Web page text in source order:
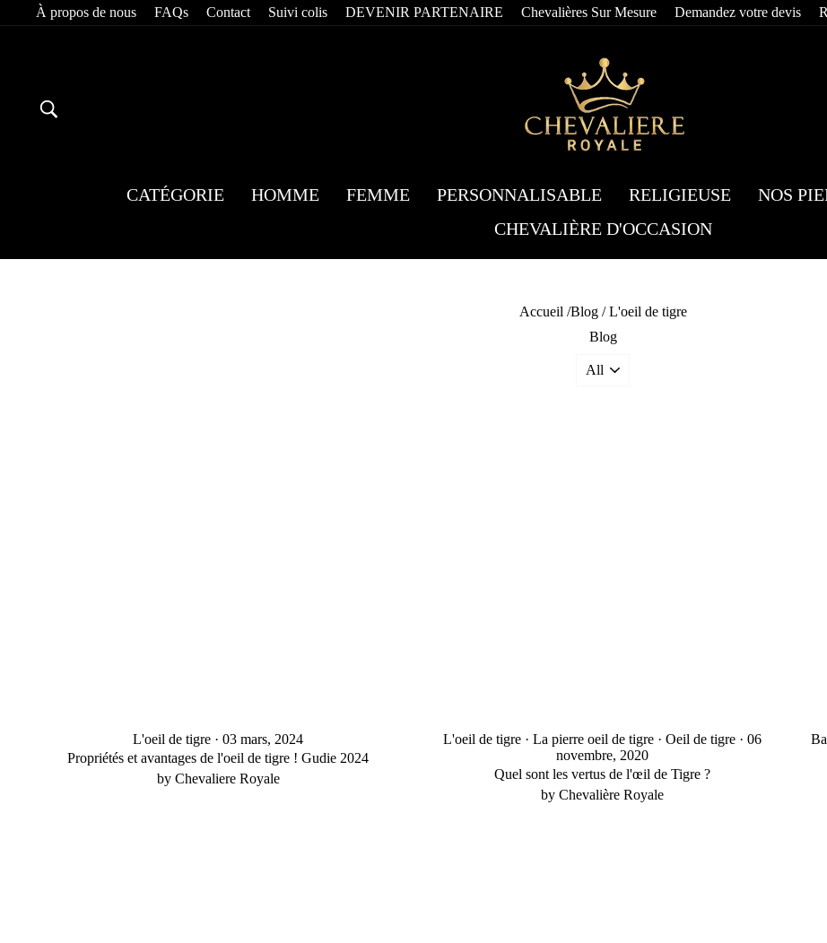
□
au
À propos de nous FAQs Contact Suivi colis DEVENIR PARTENAIRE Chevalières Sur Mesure Demandez votre devis
CATÉGORIE HOMME FEMME PERSONNALISABLE RELIGIEUSE NOS
CHEVALIÈRE D'OCCASION
Accueil /Blog / L'oeil de tigre
Blog
L'oeil de tigre ·03 mars, 2024
Propriétés et avantages de l'oeil de tigre ! Gudie 2024
by Chevaliere Royale
L'oeil de tigre ·La pierre oeil de tigre ·Oeil de tigre ·06
novembre, 2020
Quel sont les vertus de l'œil de Tigre ?
by Chevalière Royale